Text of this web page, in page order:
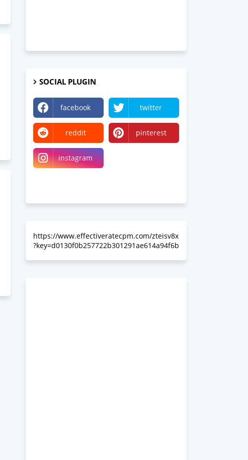
SOCIAL PLUGIN
facebook twitter
reddit pinterest
instagram
https://www.effectiveratecpm.com/zteisv8x
?key=d0130f0b257722b301291ae614a94f6b